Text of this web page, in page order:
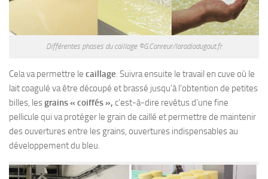
Différentes phases du caillage ©G.Conreur/laradiodugout.fr
Cela va permettre le caillage. Suivra ensuite le travail en cuve où le
lait coagulé va être découpé et brassé jusqu’à l’obtention de petites
billes, lesgrains « coiffés », c’est-à-dire revêtus d’une fine
pellicule qui va protéger le grain de caillé et permettre de maintenir
des ouvertures entre les grains, ouvertures indispensables au
développement du bleu.